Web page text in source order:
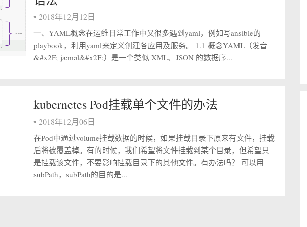
• 2018年12月12日
一、YAML概念在运维日常工作中又很多遇到yaml，例如写ansible的
playbook，利用yaml来定义创建各应用及服务。 1.1 概念YAML（发音
&#x2F;ˈjæməl&#x2F;）是一个类似 XML、JSON 的数据序...
kubernetes Pod挂载单个文件的办法
• 2018年12月06日
在Pod中通过volume挂载数据的时候，如果挂载目录下原来有文件，挂载
后将被覆盖掉。有的时候，我们希望将文件挂载到某个目录，但希望只
是挂载该文件，不要影响挂载目录下的其他文件。有办法吗？ 可以用
subPath，subPath的目的是...